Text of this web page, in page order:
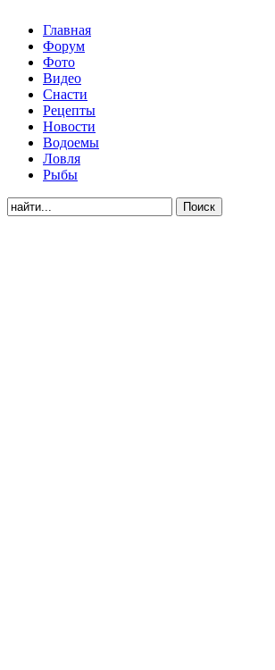
Главная
Форум
Фото
Видео
Снасти
Рецепты
Новости
Водоемы
Ловля
Рыбы